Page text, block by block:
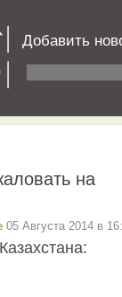
Добавить
на
05 Августа 2014 в